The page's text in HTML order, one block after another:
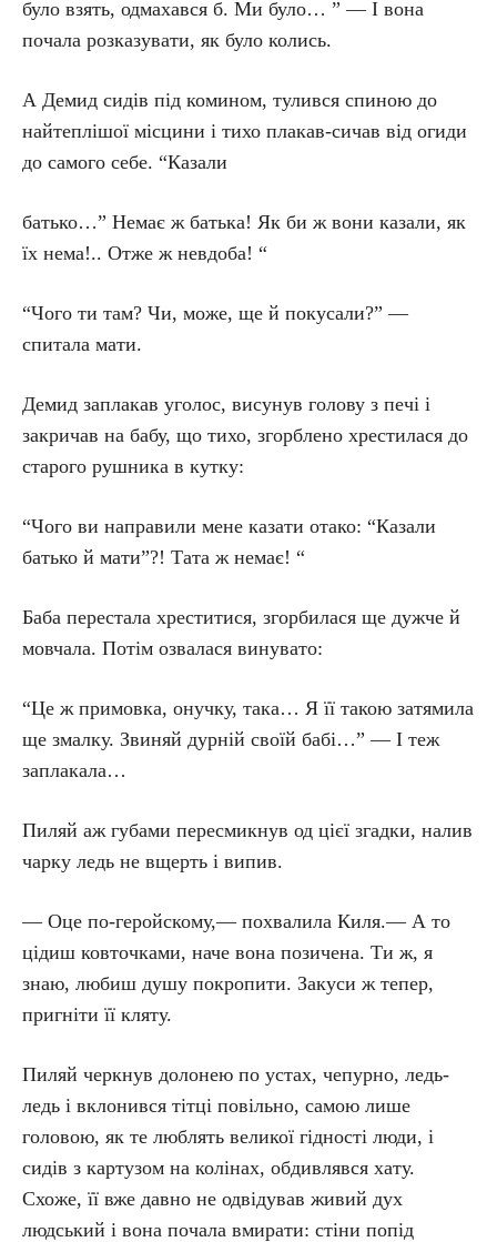
було взять, одмахався б. Ми було… ” — І вона
почала розказувати, як було колись.
А Демид сидів під комином, тулився спиною до
найтеплішої місцини і тихо плакав-сичав від огиди
до самого себе. “Казали
батько…” Немає ж батька! Як би ж вони казали, як
їх нема!.. Отже ж невдоба! “
“Чого ти там? Чи, може, ще й покусали?” —
спитала мати.
Демид заплакав уголос, висунув голову з печі і
закричав на бабу, що тихо, згорблено хрестилася до
старого рушника в кутку:
“Чого ви направили мене казати отако: “Казали
батько й мати”?! Тата ж немає! “
Баба перестала хреститися, згорбилася ще дужче й
мовчала. Потім озвалася винувато:
“Це ж примовка, онучку, така… Я її такою затямила
ще змалку. Звиняй дурній своїй бабі…” — І теж
заплакала…
Пиляй аж губами пересмикнув од цієї згадки, налив
чарку ледь не вщерть і випив.
— Оце по-геройскому,— похвалила Киля.— А то
цідиш ковточками, наче вона позичена. Ти ж, я
знаю, любиш душу покропити. Закуси ж тепер,
пригніти її кляту.
Пиляй черкнув долонею по устах, чепурно, ледь-
ледь і вклонився тітці повільно, самою лише
головою, як те люблять великої гідності люди, і
сидів з картузом на колінах, обдивлявся хату.
Схоже, її вже давно не одвідував живий дух
людський і вона почала вмирати: стіни попід